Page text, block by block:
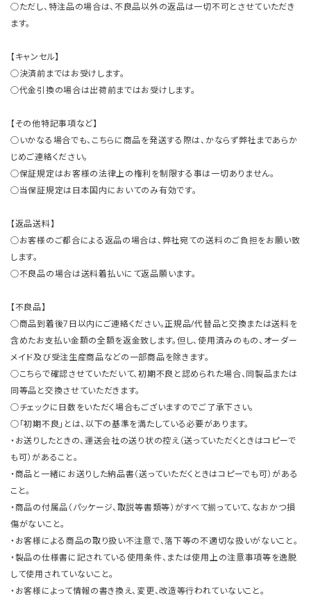
○ただし、特注品の場合は、不良品以外の返品は一切不可とさせていただき
ます。
【キャンセル】
○決済前まではお受けします。
○代金引換の場合は出荷前まではお受けします。
【その他特記事項など】
○いかなる場合でも、こちらに商品を発送する際は、かならず弊社まであらか
じめご連絡ください。
○保証規定はお客様の法律上の権利を制限する事は一切ありません。
○当保証規定は日本国内においてのみ有効です。
【返品送料】
○お客様のご都合による返品の場合は、弊社宛ての送料のご負担をお願い致
します。
○不良品の場合は送料着払いにて返品願います。
【不良品】
○商品到着後7日以内にご連絡ください。正規品/代替品と交換または送料を
含めたお支払い金額の全額を返金致します。但し、使用済みのもの、オーダー
メイド及び受注生産商品などの一部商品を除きます。
○こちらで確認させていただいて、初期不良と認められた場合、同製品または
同等品と交換させていただきます。
○チェックに日数をいただく場合もございますのでご了承下さい。
○「初期不良」とは、以下の基準を満たしている必要があります。
・お送りしたときの、運送会社の送り状の控え（送っていただくときはコピーで
も可）があること。
・商品と一緒にお送りした納品書（送っていただくときはコピーでも可）がある
こと。
・商品の付属品（パッケージ、取説等書類等）がすべて揃っていて、なおかつ損
傷がないこと。
・お客様による商品の取り扱い不注意で、落下等の不適切な扱いがないこと。
・製品の仕様書に記されている使用条件、または使用上の注意事項等を逸脱
して使用されていないこと。
・お客様によって情報の書き換え、変更、改造等行われていないこと。